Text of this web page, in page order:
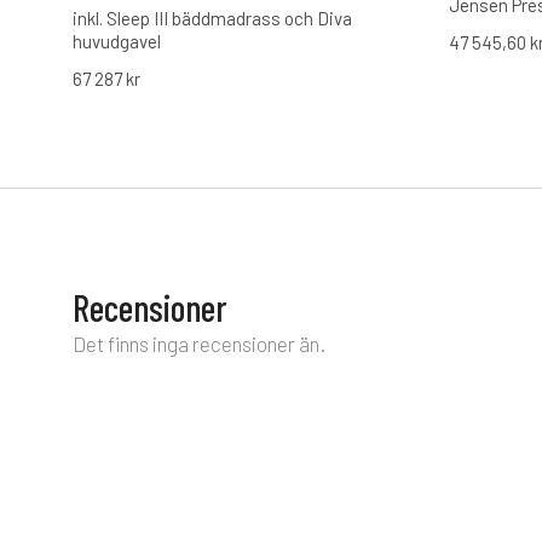
inkl. Sleep III bäddmadrass och Diva
huvudgavel
67 287kr
Jensen
Denna
och miljön.
47 545,60
Recensioner
Det finns inga recensioner än.